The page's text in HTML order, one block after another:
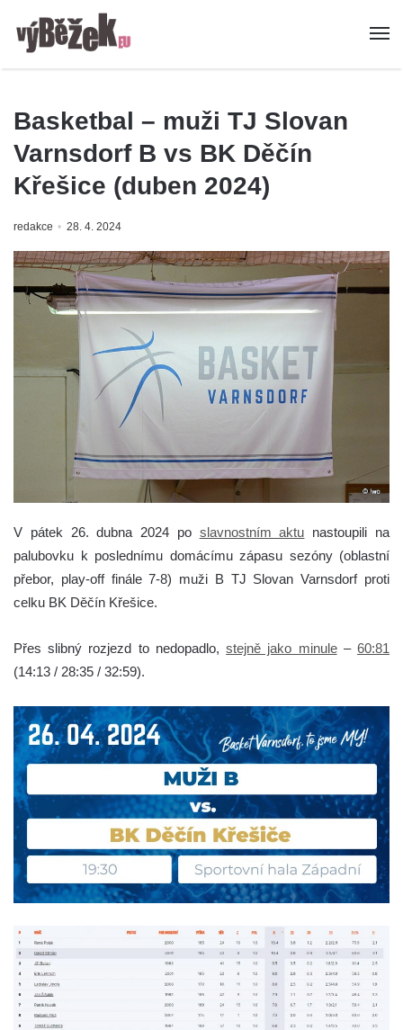
Basketbal – muži TJ Slovan
Varnsdorf B vs BK Děčín
Křešice (duben 2024)
redakce 28. 4. 2024
V pátek 26. dubna 2024 po slavnostním aktu nastoupili na
palubovku k poslednímu domácímu zápasu sezóny (oblastní
přebor, play-off finále 7-8) muži B TJ Slovan Varnsdorf proti
celku BK Děčín Křešice.
Přes slibný rozjezd to nedopadlo,stejně jako minule–60:81
(14:13 / 28:35 / 32:59).